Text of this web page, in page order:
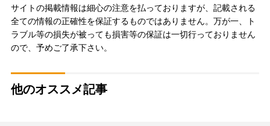
サイトの掲載情報は細心の注意を払っておりますが、記載される
全ての情報の正確性を保証するものではありません。万が一、ト
ラブル等の損失が被っても損害等の保証は一切行っておりません
ので、予めご了承下さい。
他のオススメ記事